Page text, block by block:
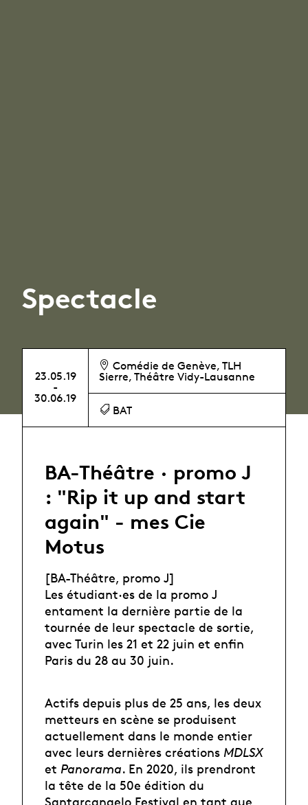
Spectacle
23.05.19
-
30.06.19
Comédie de Genève, TLH
Sierre, Théâtre Vidy-Lausanne
BAT
BA-Théâtre · promo J
: "Rip it up and start
again" - mes Cie
Motus
[BA-Théâtre, promo J]
Les étudiant·es de la promo J
entament la dernière partie de la
tournée de leur spectacle de sortie,
avec Turin les 21 et 22 juin et enfin
Paris du 28 au 30 juin.
Actifs depuis plus de 25 ans, les deux
metteurs en scène se produisent
actuellement dans le monde entier
avec leurs dernières créations MDLSX
et Panorama. En 2020, ils prendront
la tête de la 50e édition du
Santarcangelo Festival en tant que